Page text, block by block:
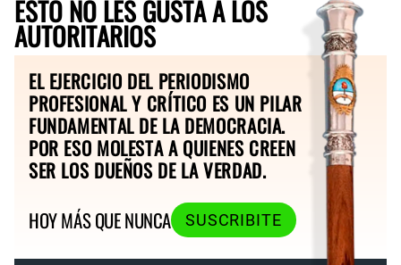
ESTO NO LES GUSTA A LOS
AUTORITARIOS
EL EJERCICIO DEL PERIODISMO
PROFESIONAL Y CRÍTICO ES UN PILAR
FUNDAMENTAL DE LA DEMOCRACIA.
POR ESO MOLESTA A QUIENES CREEN
SER LOS DUEÑOS DE LA VERDAD.
HOY MÁS QUE NUNCA
SUSCRIBITE